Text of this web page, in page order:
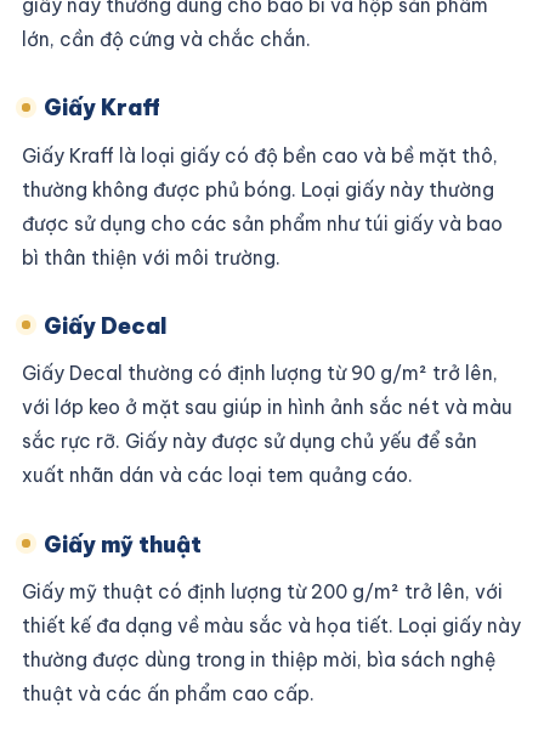
lớn, cần độ cứng và chắc chắn.
Giấy Kraff
Giấy Kraff là loại giấy có độ bền cao và bề mặt thô,
thường không được phủ bóng. Loại giấy này thường
được sử dụng cho các sản phẩm như túi giấy và bao
bì thân thiện với môi trường.
Giấy Decal
Giấy Decal thường có định lượng từ 90 g/m² trở lên,
với lớp keo ở mặt sau giúp in hình ảnh sắc nét và màu
sắc rực rỡ. Giấy này được sử dụng chủ yếu để sản
xuất nhãn dán và các loại tem quảng cáo.
Giấy mỹ thuật
Giấy mỹ thuật có định lượng từ 200 g/m² trở lên, với
thiết kế đa dạng về màu sắc và họa tiết. Loại giấy này
thường được dùng trong in thiệp mời, bìa sách nghệ
thuật và các ấn phẩm cao cấp.